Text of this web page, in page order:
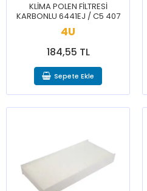
KLİMA POLEN FİLTRESİ
KARBONLU 6441EJ / C5 407
4U
184,55 TL
Sepete Ekle